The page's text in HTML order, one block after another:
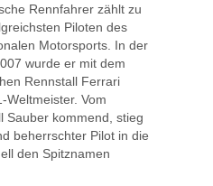
Rennfahrer zählt zu
Piloten des
Motorsports. In der
wurde er mit dem
Rennstall Ferrari
Weltmeister. Vom
Sauber kommend, stieg
beherrschter Pilot in die
den Spitznamen